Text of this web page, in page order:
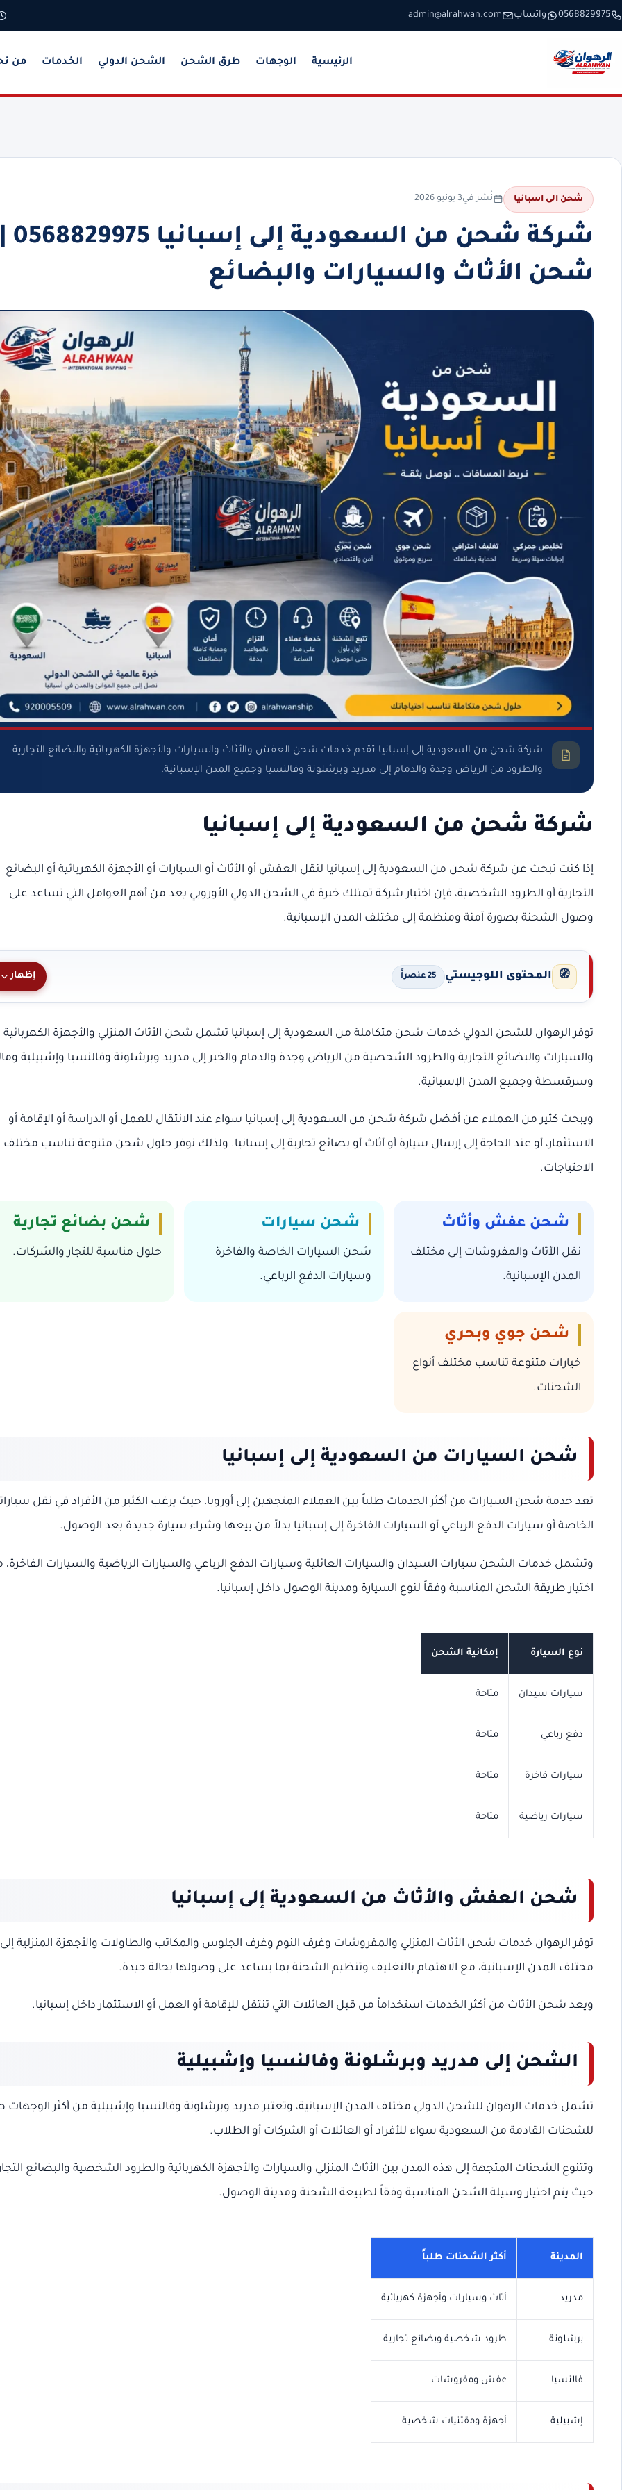
تخطَّ إلى المحتوى
0568829975 واتساب admin@alrahwan.com
الرئيسية الوجهات طرق الشحن الشحن الدولي الخدمات من
شحن الى اسبانيا نُشر في3 يونيو 2026
شحن الأثاث والسيارات والبضائع
شركة شحن من السعودية إلى إسبانيا تقدم خدمات شحن العفش والأثاث والسيارات والأجهزة الكهربائية والبضائع التجارية
والطرود من الرياض وجدة والدمام إلى مدريد وبرشلونة وفالنسيا وجميع المدن الإسبانية.
شركة شحن من السعودية إلى إسبانيا
إذا كنت تبحث عن شركة شحن من السعودية إلى إسبانيا لنقل العفش أو الأثاث أو السيارات أو الأجهزة الكهربائية أو البضائع
التجارية أو الطرود الشخصية، فإن اختيار شركة تمتلك خبرة في الشحن الدولي الأوروبي يعد من أهم العوامل التي تساعد على
وصول الشحنة بصورة آمنة ومنظمة إلى مختلف المدن الإسبانية.
🧭 المحتوى اللوجيستي 25 عنصراً إظهار
توفر الرهوان للشحن الدولي خدمات شحن متكاملة من السعودية إلى إسبانيا تشمل شحن الأثاث المنزلي والأجهزة الكهربائية
والسيارات والبضائع التجارية والطرود الشخصية من الرياض وجدة والدمام والخبر إلى مدريد وبرشلونة وفالنسيا وإشبيلية
وسرقسطة وجميع المدن الإسبانية.
ويبحث كثير من العملاء عن أفضل شركة شحن من السعودية إلى إسبانيا سواء عند الانتقال للعمل أو الدراسة أو الإقامة أو
الاستثمار، أو عند الحاجة إلى إرسال سيارة أو أثاث أو بضائع تجارية إلى إسبانيا. ولذلك نوفر حلول شحن متنوعة تناسب مختلف
الاحتياجات.
شحن عفش وأثاث
نقل الأثاث والمفروشات إلى مختلف
المدن الإسبانية.
شحن سيارات
شحن السيارات الخاصة والفاخرة
وسيارات الدفع الرباعي.
شحن بضائع تجارية
حلول مناسبة للتجار والشركات.
شحن جوي وبحري
خيارات متنوعة تناسب مختلف أنواع
الشحنات.
شحن السيارات من السعودية إلى إسبانيا
تعد خدمة شحن السيارات من أكثر الخدمات طلباً بين العملاء المتجهين إلى أوروبا، حيث يرغب الكثير من الأفراد في نقل
الخاصة أو سيارات الدفع الرباعي أو السيارات الفاخرة إلى إسبانيا بدلاً من بيعها وشراء سيارة جديدة بعد الوصول.
وتشمل خدمات الشحن سيارات السيدان والسيارات العائلية وسيارات الدفع الرباعي والسيارات الرياضية والسيارات الفاخرة،
اختيار طريقة الشحن المناسبة وفقاً لنوع السيارة ومدينة الوصول داخل إسبانيا.
نوع السيارة إمكانية الشحن
سيارات سيدان متاحة
دفع رباعي متاحة
سيارات فاخرة متاحة
سيارات رياضية متاحة
شحن العفش والأثاث من السعودية إلى إسبانيا
توفر الرهوان خدمات شحن الأثاث المنزلي والمفروشات وغرف النوم وغرف الجلوس والمكاتب والطاولات والأجهزة المنزلية إلى
مختلف المدن الإسبانية، مع الاهتمام بالتغليف وتنظيم الشحنة بما يساعد على وصولها بحالة جيدة.
ويعد شحن الأثاث من أكثر الخدمات استخداماً من قبل العائلات التي تنتقل للإقامة أو العمل أو الاستثمار داخل إسبانيا.
الشحن إلى مدريد وبرشلونة وفالنسيا وإشبيلية
تشمل خدمات الرهوان للشحن الدولي مختلف المدن الإسبانية، وتعتبر مدريد وبرشلونة وفالنسيا وإشبيلية من أكثر الوجهات
للشحنات القادمة من السعودية سواء للأفراد أو العائلات أو الشركات أو الطلاب.
وتتنوع الشحنات المتجهة إلى هذه المدن بين الأثاث المنزلي والسيارات والأجهزة الكهربائية والطرود الشخصية والبضائع
حيث يتم اختيار وسيلة الشحن المناسبة وفقاً لطبيعة الشحنة ومدينة الوصول.
المدينة أكثر الشحنات طلباً
مدريد أثاث وسيارات وأجهزة كهربائية
برشلونة طرود شخصية وبضائع تجارية
فالنسيا عفش ومفروشات
إشبيلية أجهزة ومقتنيات شخصية